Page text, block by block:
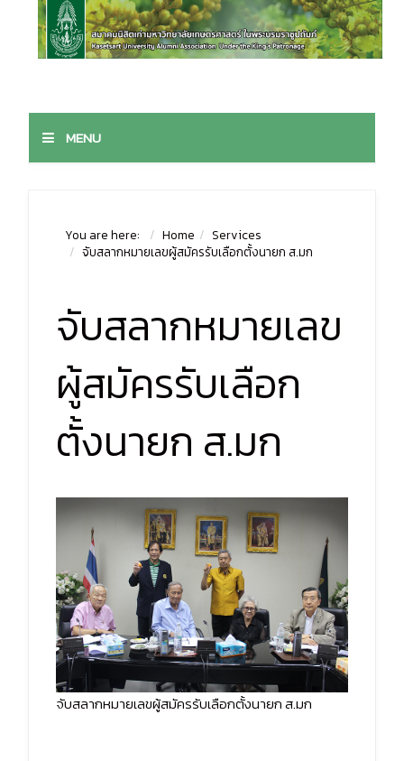
MENU
You are here: Home
Services
จับสลากหมายเลขผู้สมัครรับเลือกตั้งนายก ส.มก
จับสลากหมายเลข
ผู้สมัครรับเลือก
ตั้งนายก ส.มก
จับสลากหมายเลขผู้สมัครรับเลือกตั้งนายก ส.มก